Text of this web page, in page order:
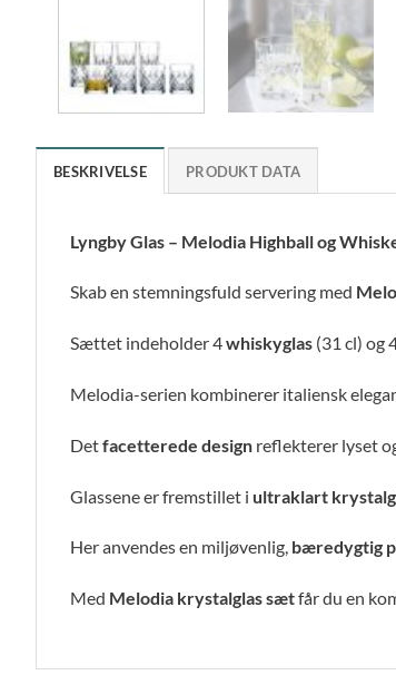
BESKRIVELSE PRODUKT DATA
Lyngby Glas – Melodia Highball og
Skab en stemningsfuld servering med
Sættet indeholder 4whiskyglas (31 cl) og
Melodia-serien kombinerer italiensk
Detfacetterede design reflekterer lyset
Glassene er fremstillet i ultraklart
Her anvendes en miljøvenlig, bæredygtig
Med Melodia krystalglas sætfår du en